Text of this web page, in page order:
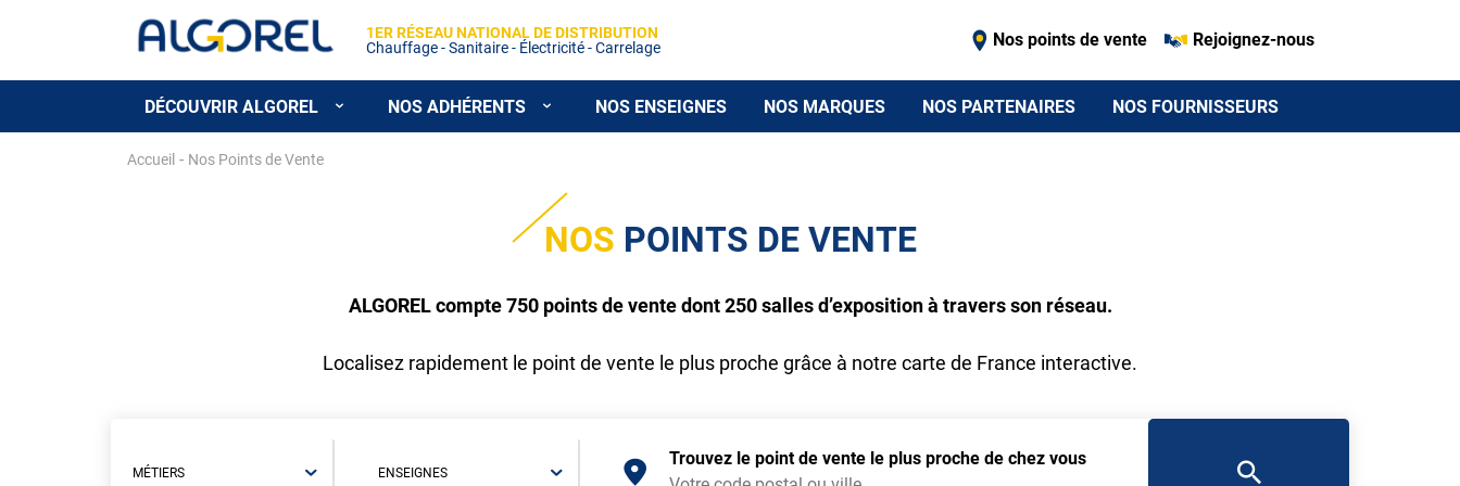
1ER RÉSEAU NATIONAL DE DISTRIBUTION
Chauffage - Sanitaire - Électricité - Carrelage
Nos points de vente Rejoignez-nous
DÉCOUVRIR ALGOREL NOS ADHÉRENTS NOS ENSEIGNES NOS MARQUES NOS PARTENAIRES NOS FOURNISSEURS
Accueil - Nos Points de Vente
NOS POINTS DE VENTE
ALGOREL compte 750 points de vente dont 250 salles d’exposition à travers son réseau.
Localisez rapidement le point de vente le plus proche grâce à notre carte de France interactive.
MÉTIERS ENSEIGNES
Trouvez le point de vente le plus proche de chez vous